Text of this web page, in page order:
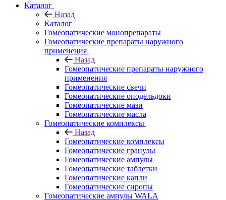
Каталог
Назад
Каталог
Гомеопатические монопрепараты
Гомеопатические препараты наружного
применения
Назад
Гомеопатические препараты наружного
применения
Гомеопатические свечи
Гомеопатические оподельдоки
Гомеопатические мази
Гомеопатические масла
Гомеопатические комплексы
Назад
Гомеопатические комплексы
Гомеопатические гранулы
Гомеопатические ампулы
Гомеопатические таблетки
Гомеопатические капли
Гомеопатические сиропы
Гомеопатические ампулы WALA